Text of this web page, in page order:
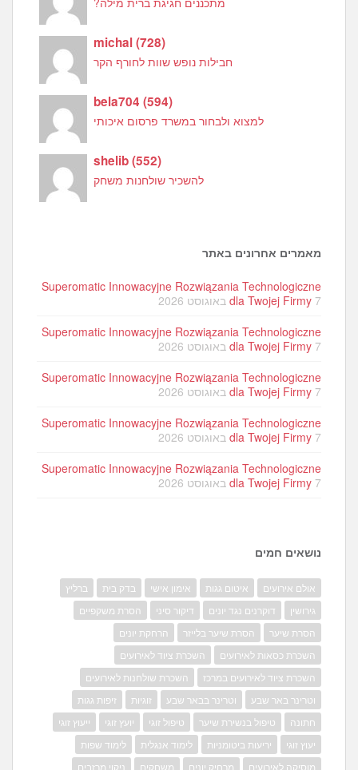
michal(728)
חבילות נופש שוות לחורף הקר
bela704(594)
למצוא ולבחור במשרד פרסום איכותי
shelib(552)
להשכיר שולחנות משחק
מאמרים אחרונים באתר
Superomatic Innowacyjne Rozwiązania Technologiczne
dla Twojej Firmy 7 באוגוסט 2026
Superomatic Innowacyjne Rozwiązania Technologiczne
dla Twojej Firmy 7 באוגוסט 2026
Superomatic Innowacyjne Rozwiązania Technologiczne
dla Twojej Firmy 7 באוגוסט 2026
Superomatic Innowacyjne Rozwiązania Technologiczne
dla Twojej Firmy 7 באוגוסט 2026
Superomatic Innowacyjne Rozwiązania Technologiczne
dla Twojej Firmy 7 באוגוסט 2026
נושאים חמים
אולם אירועים איטום גגות אימון אישי בדק בית
ברליץ
גירושין
דוקרנים נגד יונים דיקור סיני
הסרת משקפיים
הסרת שיער
הסרת שיער בלייזר
הרחקת יונים
השכרת כסאות לאירועים
השכרת ציוד לאירועים
השכרת ציוד לאירועים במרכז
השכרת שולחנות לאירועים
וטרינר באר שבע
וטרינר בבאר שבע זוגיות
זיפות גגות
חתונה
טיפול בנשירת שיער טיפול זוגי יועץ זוגי
ייעוץ זוגי
יעוץ זוגי
יריעות ביטומניות לימוד אנגלית
לימוד שפות
מוסיקה לאירועים
מרחיק יונים משחקים ניקוי מרזבים